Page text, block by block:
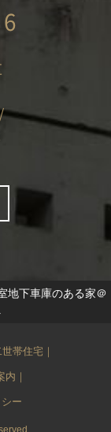
地下車庫のある家＠
帯住宅 ｜
内 ｜
ー